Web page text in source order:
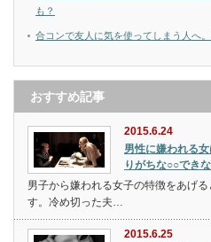
も？
合コンで友人に気を使ってしまう人へ
おすすめ記事
2015.6.24
男性に嫌われる
りがちな○○でき
男子から嫌われる女子の特徴をあげ
す。冷め切った夫…
2015.6.25